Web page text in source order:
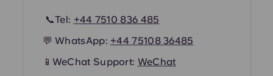
📞Tel: +44 7510 836 485
💬 WhatsApp: +4475108 36485
📱WeChat Support: WeChat